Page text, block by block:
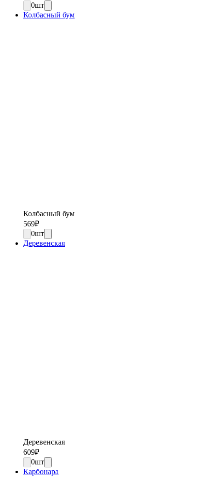
0шт
Колбасный бум
Колбасный бум
569₽
0шт
Деревенская
Деревенская
609₽
0шт
Карбонара